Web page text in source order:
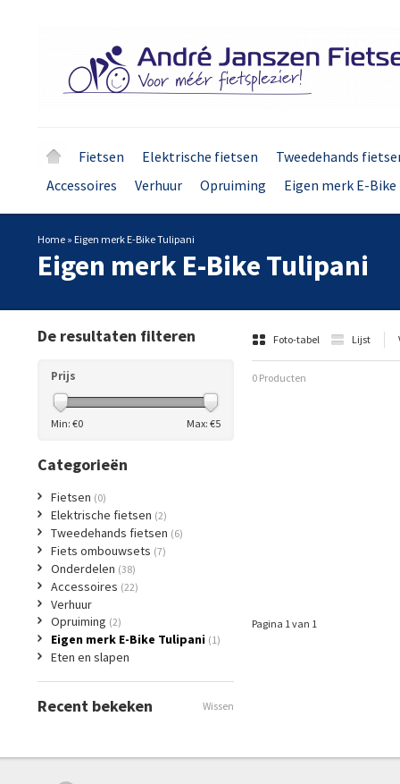
Fietsen Elektrische fietsen
Tweedehands
Accessoires
Verhuur Opruiming Eigen merk E-
Home » Eigen merk E-Bike Tulipani
Eigen merk E-Bike Tulipani
Foto-tabel Lijst
0 Producten
Pagina 1 van 1
De resultaten filteren
Prijs
Min: €0 Max: €5
Categorieën
Fietsen (0)
Elektrische fietsen (2)
Tweedehands fietsen (6)
Fiets ombouwsets (7)
Onderdelen (38)
Accessoires (22)
Verhuur
Opruiming (2)
Eigen merk E-Bike Tulipani (1)
Eten en slapen
Recent bekeken Wissen